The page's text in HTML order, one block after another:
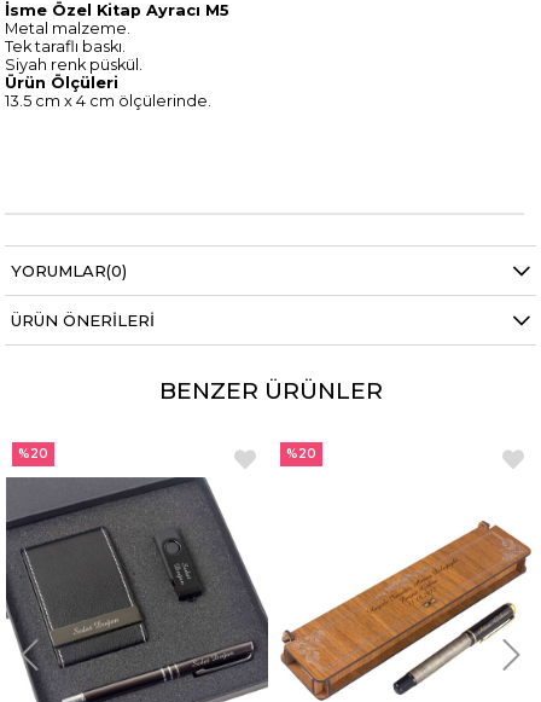
İsme Özel Kitap Ayracı M5
Metal malzeme.
Tek taraflı baskı.
Siyah renk püskül.
Ürün Ölçüleri
13.5 cm x 4 cm ölçülerinde.
YORUMLAR(0)
ÜRÜN ÖNERILERI
BENZER ÜRÜNLER
%20 %20